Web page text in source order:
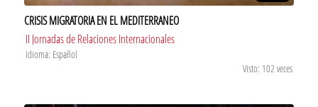
CRISIS MIGRATORIA EN EL MEDITERRANEO
II Jornadas de Relaciones Internacionales
Idioma: Español
Visto: 102 veces